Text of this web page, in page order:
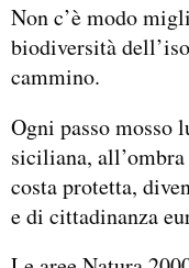
Non c’è modo
biodiversità
cammino.
Ogni passo mosso
siciliana,
costa protetta,
e di cittadinanza